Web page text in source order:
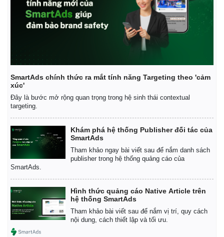
Thể thao
Bóng đá
Lịch thi đấu bóng đá
Hậu trường
Ô tô - Xe máy
Ô tô
Xe máy
Tư vấn
SmartAds chính thức ra mắt tính năng Targeting theo 'cảm
xúc'
Đây là bước mở rộng quan trọng trong hệ sinh thái contextual
targeting.
Khám phá hệ thống Publisher đối tác của
SmartAds
Tham khảo ngay bài viết sau để nắm danh sách
publisher trong hệ thống quảng cáo của
SmartAds.
Hình thức quảng cáo Native Article trên
hệ thống SmartAds
Tham khảo bài viết sau để nắm vị trí, quy cách
nội dung, cách thiết lập và tối ưu.